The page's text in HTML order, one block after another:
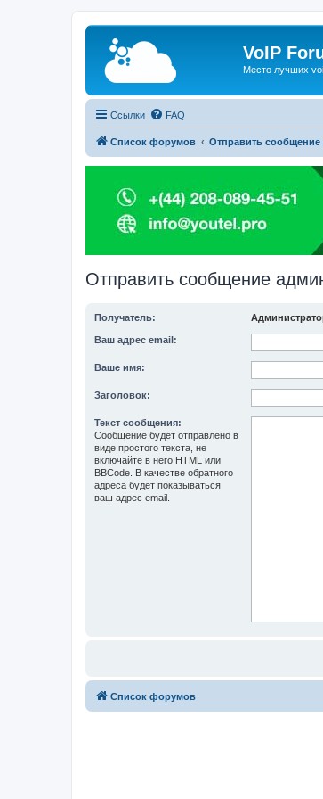
VoIP
Место лучших
Ссылки FAQ
Список форумов Отправить сообщение
Отправить сообщение
Получатель:
Ваш адрес email:
Ваше имя:
Заголовок:
Текст сообщения:
Сообщение будет отправлено в
виде простого текста, не
включайте в него HTML или
BBCode. В качестве обратного
адреса будет показываться
ваш адрес email.
Список форумов